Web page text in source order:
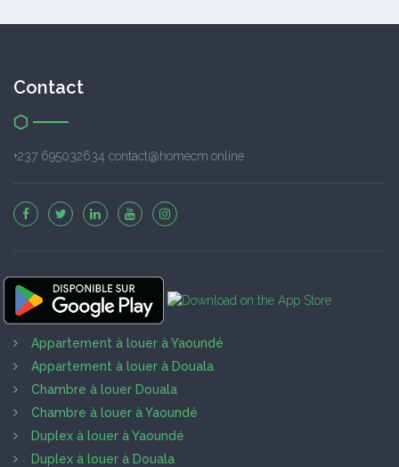
Contact
+237 695032634 contact@homecm.online
Appartement à louer à Yaoundé
Appartement à louer à Douala
Chambre à louer Douala
Chambre à louer à Yaoundé
Duplex à louer à Yaoundé
Duplex à louer à Douala